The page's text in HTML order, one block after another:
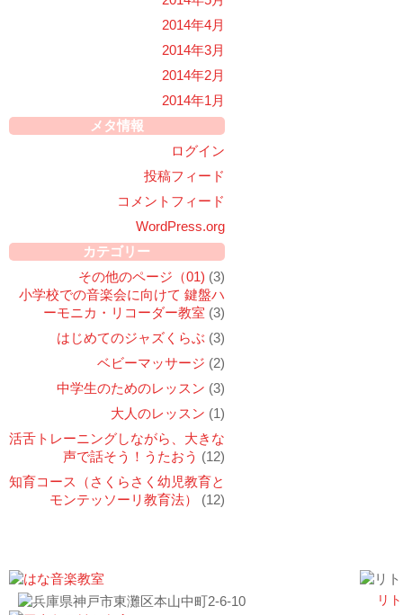
2014年4月
2014年3月
2014年2月
2014年1月
メタ情報
ログイン
投稿フィード
コメントフィード
WordPress.org
カテゴリー
その他のページ（01) (3)
小学校での音楽会に向けて 鍵盤ハ
ーモニカ・リコーダー教室 (3)
はじめてのジャズくらぶ (3)
ベビーマッサージ (2)
中学生のためのレッスン (3)
大人のレッスン (1)
活舌トレーニングしながら、大きな
声で話そう！うたおう (12)
知育コース（さくらさく幼児教育と
モンテッソーリ教育法）
(12)
リ